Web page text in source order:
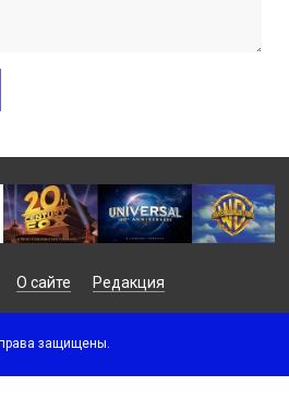
О сайте Редакция
защищены.